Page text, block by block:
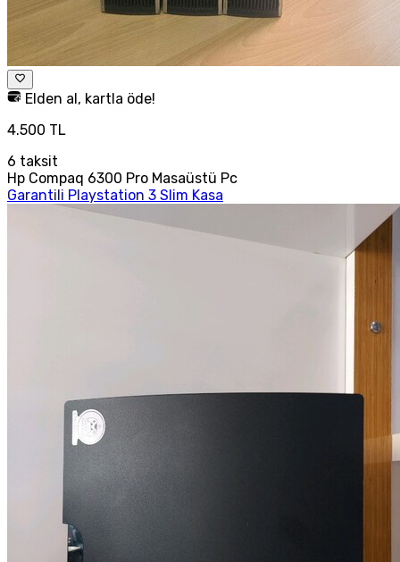
Elden al, kartla öde!
4.500 TL
6 taksit
Hp Compaq 6300 Pro Masaüstü Pc
Garantili Playstation 3 Slim Kasa